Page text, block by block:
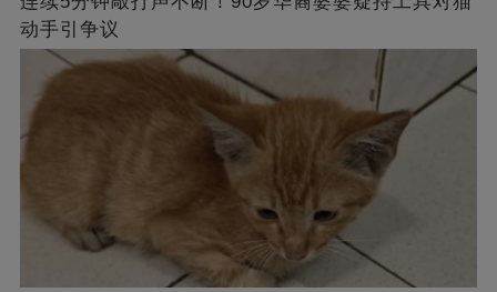
动手引争议